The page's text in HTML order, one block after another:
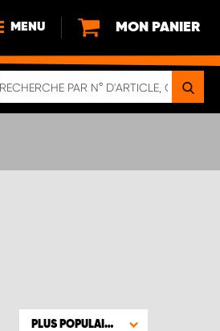
MENU
NOUVEAUTÉS
MON PANIER
PLUS POPULAIRE